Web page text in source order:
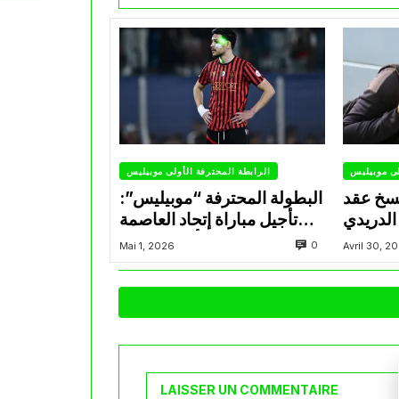
الرابطة المحترفة الأولى موبيليس
البطولة المحترفة “موبيليس”:
تأجيل مباراة إتحاد العاصمة
وأتلتيك بارادو
Mai 1, 2026 0
موبيليس
عقد
Avril 30,
LAISSER UN COMMENTAIRE